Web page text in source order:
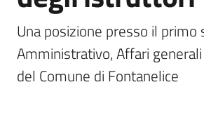
argomenti
Una posizione presso il primo
Amministrativo, Affari
del Comune di Fontanelice